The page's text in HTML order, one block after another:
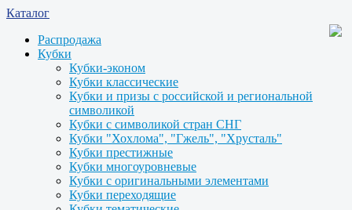
Каталог
Распродажа
Кубки
Кубки-эконом
Кубки классические
Кубки и призы с российской и региональной
символикой
Кубки с символикой стран СНГ
Кубки "Хохлома", "Гжель", "Хрусталь"
Кубки престижные
Кубки многоуровневые
Кубки с оригинальными элементами
Кубки переходящие